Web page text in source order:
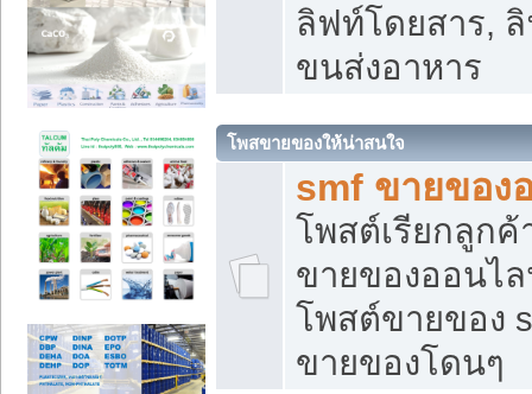
ลิฟท์โดยสาร,
ขนส่งอาหาร
โพสขายของให้น่าสนใจ
smf ขายของ
โพสต์เรียกลูกค้
ขายของออนไ
โพสต์ขายของ
ขายของโดนๆ